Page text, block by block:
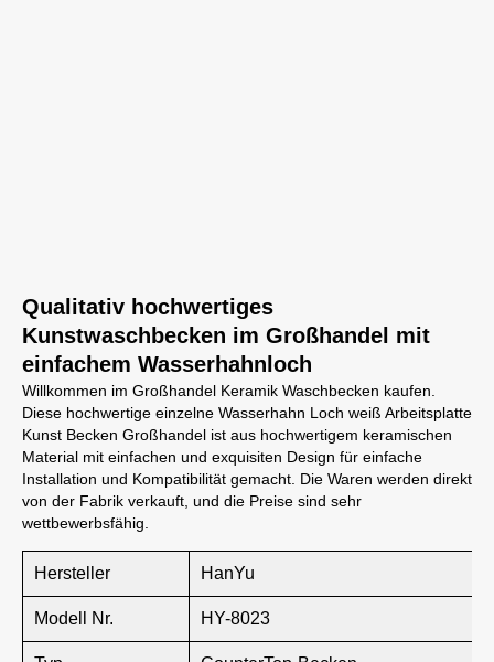
Qualitativ hochwertiges
Kunstwaschbecken im Großhandel mit
einfachem Wasserhahnloch
Willkommen im Großhandel Keramik Waschbecken kaufen.
Diese hochwertige einzelne Wasserhahn Loch weiß Arbeitsplatte
Kunst Becken Großhandel ist aus hochwertigem keramischen
Material mit einfachen und exquisiten Design für einfache
Installation und Kompatibilität gemacht. Die Waren werden direkt
von der Fabrik verkauft, und die Preise sind sehr
wettbewerbsfähig.
Hersteller HanYu
Modell Nr. HY-8023